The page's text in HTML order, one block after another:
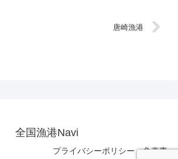
唐崎漁港
全国漁港Navi
プライバシーポリシー・免責事